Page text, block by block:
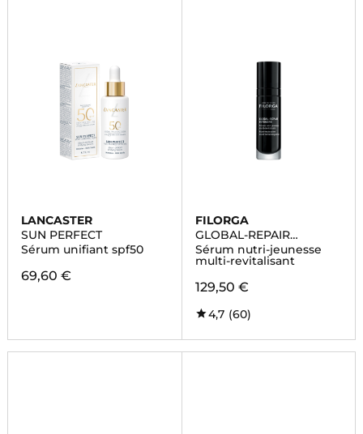
LANCASTER
SUN PERFECT
Sérum unifiant spf50
69,60 €
FILORGA
GLOBAL-REPAIR
INTENSIVE
Sérum nutri-jeunesse
multi-revitalisant
129,50 €
4,7 (60)